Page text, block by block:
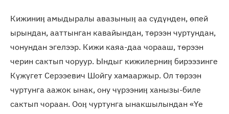
Кижиниӊ амыдыралы авазыныӊ аа сүдүнден, өпей
ырындан, ааттынган кавайындан, төрээн чуртундан,
чонундан эгелээр. Кижи каяа-даа чорааш, төрээн
черин сактып чоруур. Ындыг кижилерниӊ бирээзинге
Күжүгет Серээевич Шойгу хамааржыр. Ол төрээн
чуртунга аажок ынак, ону чүрээниӊ ханызы-биле
сактып чораан. Ооӊ чуртунга ынакшылындан «Үе